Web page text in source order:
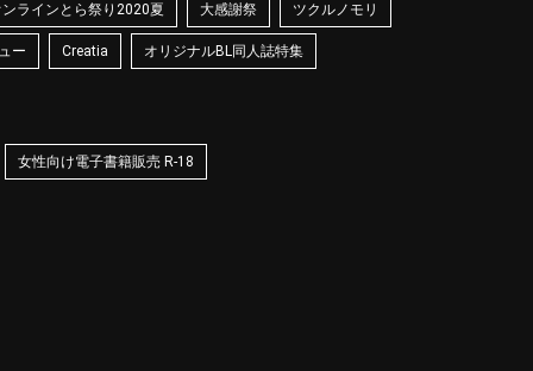
ラインとら祭り2020夏 大感謝祭 ツクルノモリ
ー Creatia オリジナルBL同人誌特集
女性向け電子書籍販売 R-18